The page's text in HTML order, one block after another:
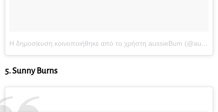
Η δημοσίευση κοινοποιήθηκε από το χρήστη aussieBum (@aussiebum_team)
5. Sunny Burns